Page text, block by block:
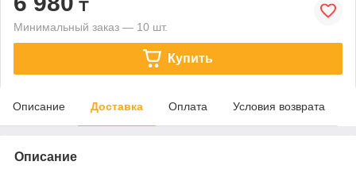
₸
Минимальный заказ — 10 шт.
Купить
Описание Доставка Оплата Условия возврата
Описание